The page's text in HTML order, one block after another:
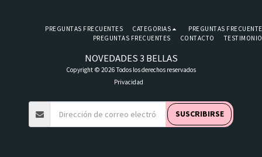
NOVEDADES 3 BELLAS
Copyright © 2026 Todos los derechos reservados
Privacidad
PREGUNTAS FRECUENTES CATEGORIAS
PREGUNTAS
PREGUNTAS FRECUENTES
CONTACTO
SUSCRIBIRSE